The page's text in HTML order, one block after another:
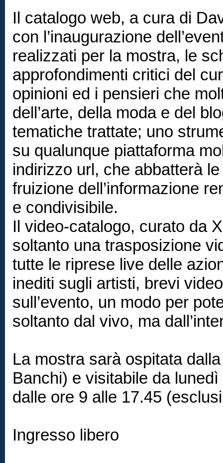
Il catalogo web, a cura di
con l’inaugurazione
realizzati per la mostra, le
approfondimenti critici del
opinioni ed i pensieri che
dell’arte, della moda e del
tematiche trattate; uno
su qualunque piattaforma
indirizzo url, che abbatterà
fruizione dell’informazione
e condivisibile.
Il video-catalogo, curato da
soltanto una trasposizione
tutte le riprese live delle
inediti sugli artisti, brevi
sull’evento, un modo per
soltanto dal vivo, ma
La mostra sarà ospitata
Banchi) e visitabile da
dalle ore 9 alle 17.45
Ingresso libero